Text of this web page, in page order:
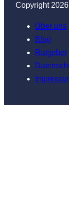
Copyright
Über uns
Blog
Ratgeber